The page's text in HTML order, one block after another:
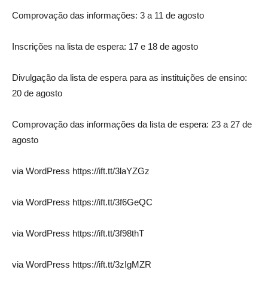
Comprovação das informações: 3 a 11 de agosto
Inscrições na lista de espera: 17 e 18 de agosto
Divulgação da lista de espera para as instituições de ensino:
20 de agosto
Comprovação das informações da lista de espera: 23 a 27 de
agosto
via WordPress https://ift.tt/3laYZGz
via WordPress https://ift.tt/3f6GeQC
via WordPress https://ift.tt/3f98thT
via WordPress https://ift.tt/3zIgMZR